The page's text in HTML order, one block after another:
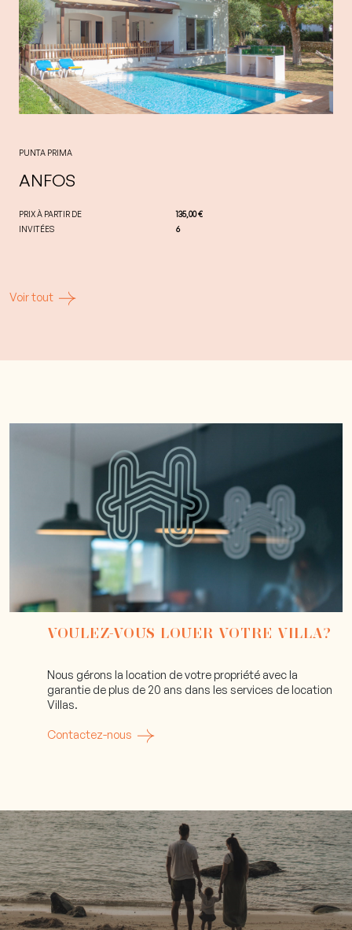
PUNTA PRIMA
ANFOS
PRIX À PARTIR DE
135,00 €
INVITÉES
6
Voir tout
VOULEZ-VOUS LOUER VOTRE VILLA?
Nous gérons la location de votre propriété avec la
garantie de plus de 20 ans dans les services de location
Villas.
Contactez-nous